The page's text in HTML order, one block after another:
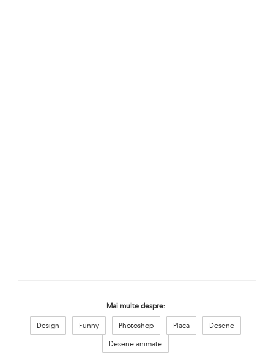
Mai multe despre:
Design Funny Photoshop Placa
Desene
Desene animate